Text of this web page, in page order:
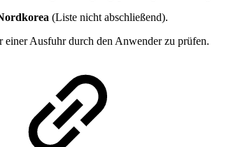
(Liste nicht abschließend).
Ausfuhr durch den Anwender zu prüfen.